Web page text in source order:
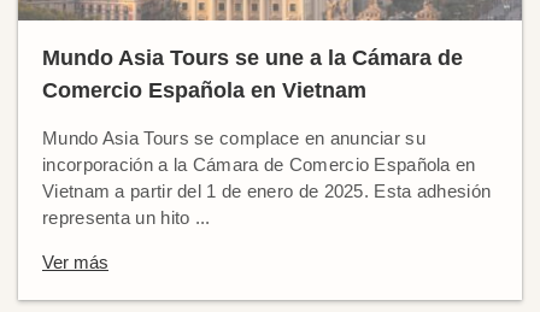
Mundo Asia Tours se une a la Cámara de
Comercio Española en Vietnam
Mundo Asia Tours se complace en anunciar su
incorporación a la Cámara de Comercio Española en
Vietnam a partir del 1 de enero de 2025. Esta adhesión
representa un hito ...
Ver más